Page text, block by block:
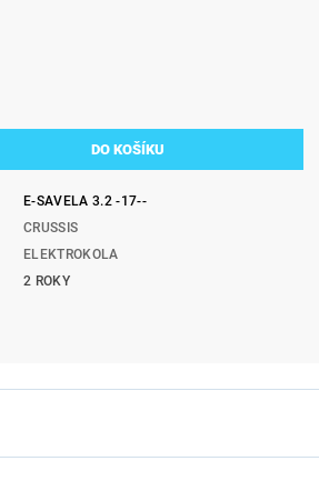
E-SAVELA 3.2 -17--
CRUSSIS
ELEKTROKOLA
2 ROKY